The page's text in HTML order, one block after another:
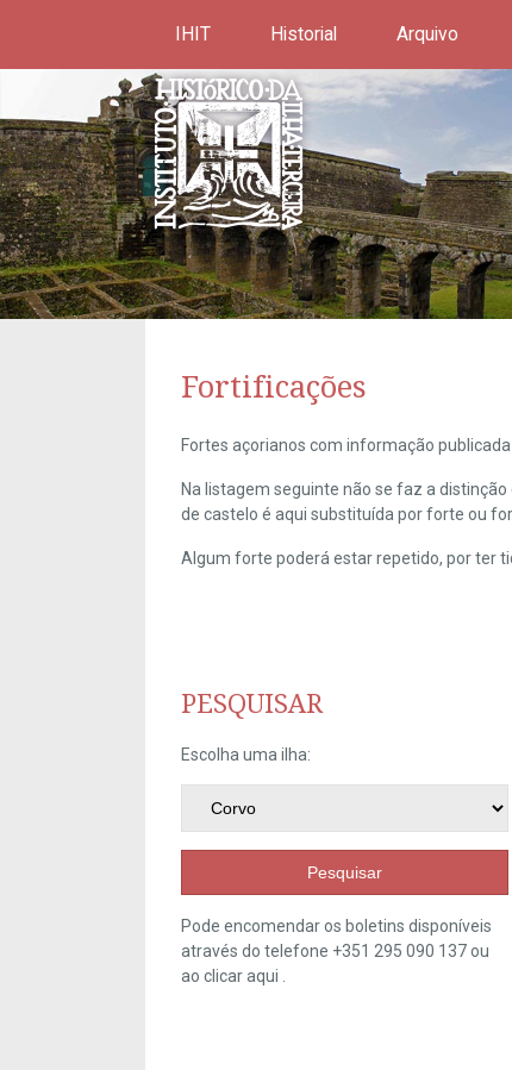
IHIT Historial Arquivo
Fortificações
Fortes açorianos com informação publicada
Na listagem seguinte não se faz a
de castelo é aqui substituída por forte ou
Algum forte poderá estar repetido, por ter
PESQUISAR
Escolha uma ilha:
Pesquisar
Pode encomendar os boletins disponíveis
através do telefone +351 295 090 137 ou
ao clicaraqui